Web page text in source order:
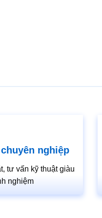
nghiệp
tư vấn kỹ thuật giàu
nghiệm